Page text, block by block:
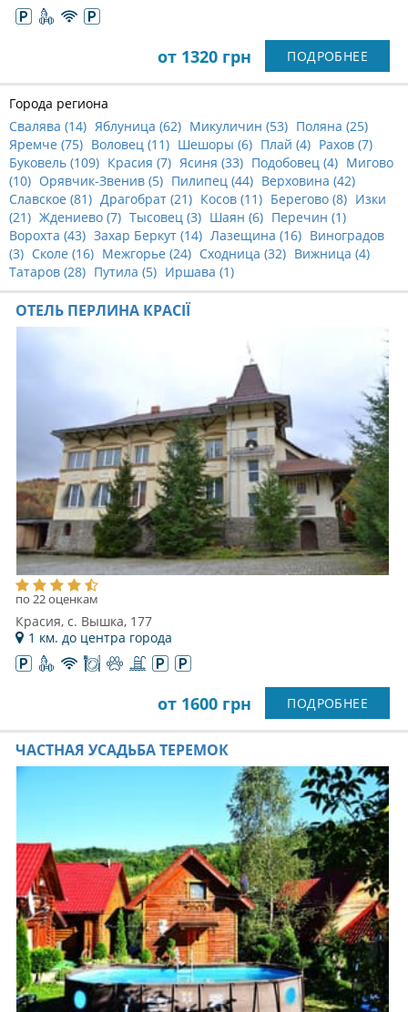
от 1320 грн ПОДРОБНЕЕ
Города региона
Свалява (14) Яблуница (62) Микуличин (53) Поляна (25)
Яремче (75) Воловец (11) Шешоры (6) Плай (4) Рахов (7)
Буковель (109) Красия (7) Ясиня (33) Подобовец (4) Мигово
(10) Орявчик-Звенив (5) Пилипец (44) Верховина (42)
Славское (81) Драгобрат (21) Косов (11) Берегово (8) Изки
(21) Ждениево (7) Тысовец (3) Шаян (6) Перечин (1)
Ворохта (43) Захар Беркут (14) Лазещина (16) Виноградов
(3) Сколе (16) Межгорье (24) Сходница (32) Вижница (4)
Татаров (28) Путила (5) Иршава (1)
ОТЕЛЬ ПЕРЛИНА КРАСІЇ
по 22 оценкам
Красия, с. Вышка, 177
1 км. до центра города
от 1600 грн ПОДРОБНЕЕ
ЧАСТНАЯ УСАДЬБА ТЕРЕМОК